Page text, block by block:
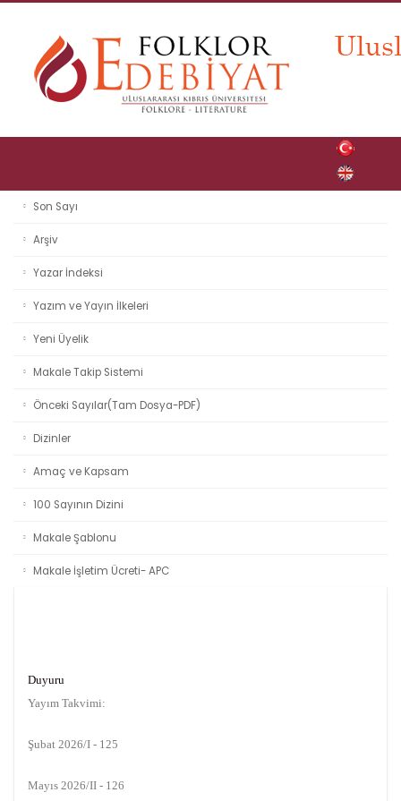
Son Sayı
Arşiv
Yazar İndeksi
Yazım ve Yayın İlkeleri
Yeni Üyelik
Makale Takip Sistemi
Önceki Sayılar(Tam Dosya-PDF)
Dizinler
Amaç ve Kapsam
100 Sayının Dizini
Makale Şablonu
Makale İşletim Ücreti- APC